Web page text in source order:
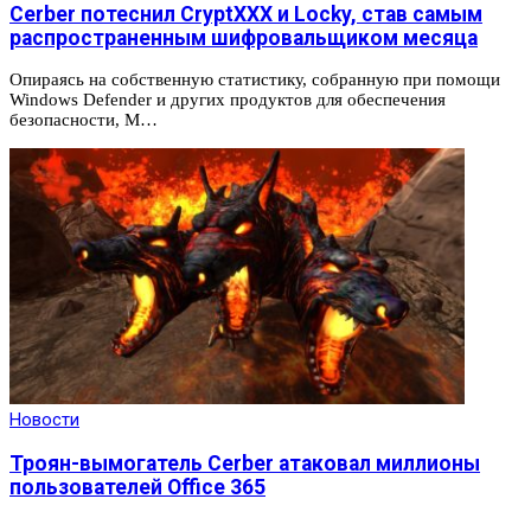
Cerber потеснил CryptXXX и Locky, став самым
распространенным шифровальщиком месяца
Опираясь на собственную статистику, собранную при помощи
Windows Defender и других продуктов для обеспечения
безопасности, M…
Новости
Троян-вымогатель Cerber атаковал миллионы
пользователей Office 365